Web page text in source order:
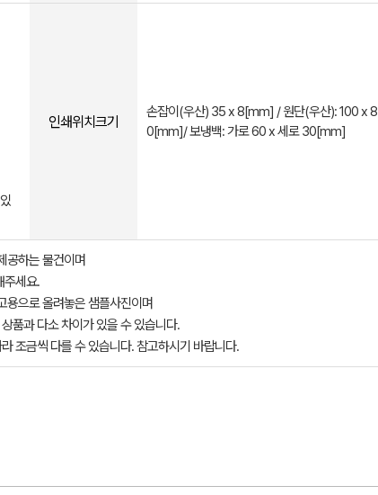
인쇄위치크기
손잡이(우산) 35 x 8[mm] / 원단(우산): 100 x 8
0[mm]/ 보냉백: 가로 60 x 세로 30[mm]
공하는 물건이며
주세요.
용으로 올려놓은 샘플사진이며
품과 다소 차이가 있을 수 있습니다.
조금씩 다를 수 있습니다. 참고하시기 바랍니다.